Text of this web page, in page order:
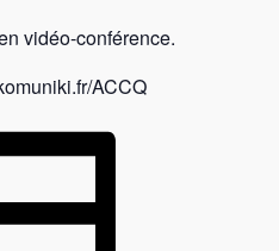
vidéo-conférence.
ACCQ